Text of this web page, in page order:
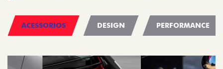
ACESSORIOS DESIGN PERFORMANCE